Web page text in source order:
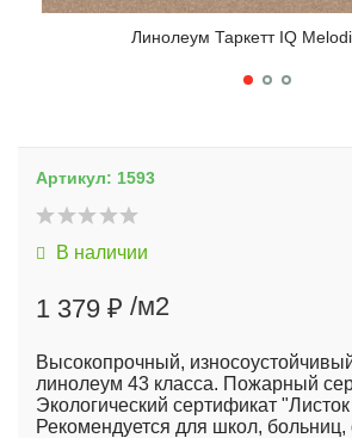
Линолеум Таркетт IQ
Артикул: 1593
В наличии
1 379 ₽ /м2
Высокопрочный,
линолеум 43 класса. Пожарный
Экологический сертификат
Рекомендуется для школ,